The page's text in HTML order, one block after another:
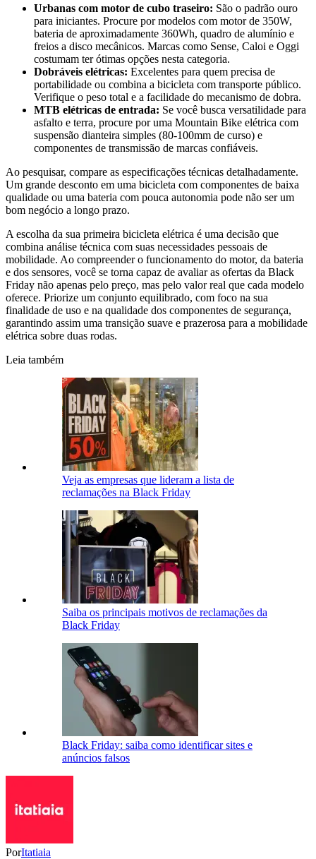
Urbanas com motor de cubo traseiro: São o padrão ouro
para iniciantes. Procure por modelos com motor de 350W,
bateria de aproximadamente 360Wh, quadro de alumínio e
freios a disco mecânicos. Marcas como Sense, Caloi e Oggi
costumam ter ótimas opções nesta categoria.
Dobráveis elétricas: Excelentes para quem precisa de
portabilidade ou combina a bicicleta com transporte público.
Verifique o peso total e a facilidade do mecanismo de dobra.
MTB elétricas de entrada: Se você busca versatilidade para
asfalto e terra, procure por uma Mountain Bike elétrica com
suspensão dianteira simples (80-100mm de curso) e
componentes de transmissão de marcas confiáveis.
Ao pesquisar, compare as especificações técnicas detalhadamente.
Um grande desconto em uma bicicleta com componentes de baixa
qualidade ou uma bateria com pouca autonomia pode não ser um
bom negócio a longo prazo.
A escolha da sua primeira bicicleta elétrica é uma decisão que
combina análise técnica com suas necessidades pessoais de
mobilidade. Ao compreender o funcionamento do motor, da bateria
e dos sensores, você se torna capaz de avaliar as ofertas da Black
Friday não apenas pelo preço, mas pelo valor real que cada modelo
oferece. Priorize um conjunto equilibrado, com foco na sua
finalidade de uso e na qualidade dos componentes de segurança,
garantindo assim uma transição suave e prazerosa para a mobilidade
elétrica sobre duas rodas.
Leia também
Veja as empresas que lideram a lista de
reclamações na Black Friday
Saiba os principais motivos de reclamações da
Black Friday
Black Friday: saiba como identificar sites e
anúncios falsos
PorItatiaia